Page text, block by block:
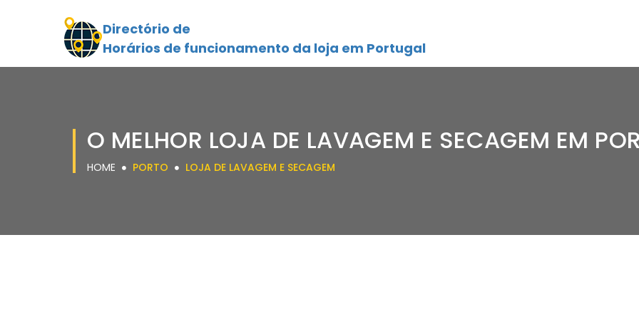
Directório de
Horários de funcionamento da loja em Portugal
O MELHOR LOJA DE LAVAGEM E SECAGEM EM
HOME PORTO LOJA DE LAVAGEM E SECAGEM